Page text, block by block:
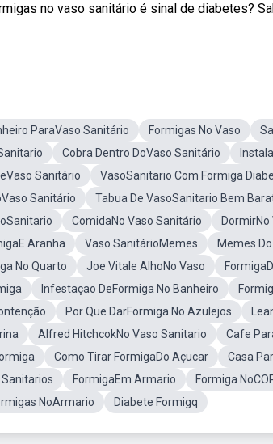
no vaso sanitário é sinal de diabetes?
ParaVaso Sanitário Formigas No Vaso
Cobra Dentro DoVaso Sanitário
Sanitário
VasoSanitario Com Formiga
Sanitário
Tabua De VasoSanitario Bem
ComidaNo Vaso Sanitário
Aranha
Vaso SanitárioMemes Memes
No Quarto
Joe Vitale AlhoNo Vaso
Infestaçao DeFormiga No Banheiro
Por Que DarFormiga No Azulejos
Alfred HitchcokNo Vaso Sanitario Cafe
Como Tirar FormigaDo Açucar Casa
FormigaEm Armario Formiga
NoArmario
Diabete Formigq